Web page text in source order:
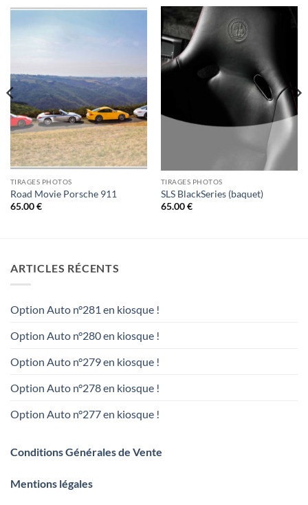
TIRAGES PHOTOS
Road Movie Porsche 911
65.00€
TIRAGES PHOTOS
SLS BlackSeries (baquet)
65.00€
ARTICLES RÉCENTS
Option Auto n°281 en kiosque !
Option Auto n°280 en kiosque !
Option Auto n°279 en kiosque !
Option Auto n°278 en kiosque !
Option Auto n°277 en kiosque !
Conditions Générales de Vente
Mentions légales